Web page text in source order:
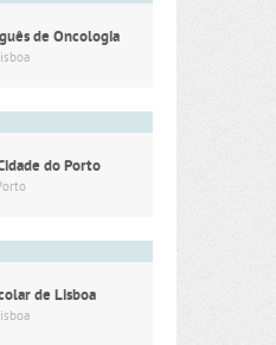
de Oncologia
do Porto
de Lisboa